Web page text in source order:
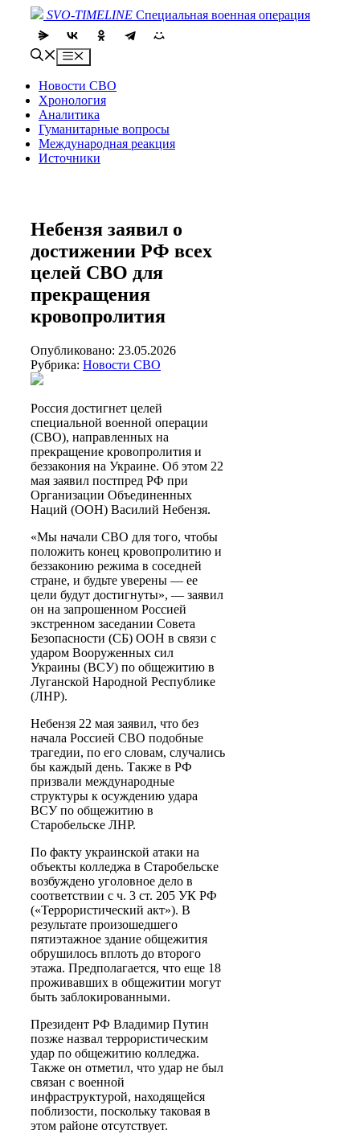
content
SVO-TIMELINE Специальная военная операция
Menu
Новости СВО
Хронология
Аналитика
Гуманитарные вопросы
Международная реакция
Источники
Небензя заявил о
достижении РФ всех
целей СВО для
прекращения
кровопролития
Опубликовано: 23.05.2026
Рубрика: Новости СВО
Россия достигнет целей
специальной военной операции
(СВО), направленных на
прекращение кровопролития и
беззакония на Украине. Об этом 22
мая заявил постпред РФ при
Организации Объединенных
Наций (ООН) Василий Небензя.
«Мы начали СВО для того, чтобы
положить конец кровопролитию и
беззаконию режима в соседней
стране, и будьте уверены — ее
цели будут достигнуты», — заявил
он на запрошенном Россией
экстренном заседании Совета
Безопасности (СБ) ООН в связи с
ударом Вооруженных сил
Украины (ВСУ) по общежитию в
Луганской Народной Республике
(ЛНР).
Небензя 22 мая заявил, что без
начала Россией СВО подобные
трагедии, по его словам, случались
бы каждый день. Также в РФ
призвали международные
структуры к осуждению удара
ВСУ по общежитию в
Старобельске ЛНР.
По факту украинской атаки на
объекты колледжа в Старобельске
возбуждено уголовное дело в
соответствии с ч. 3 ст. 205 УК РФ
(«Террористический акт»). В
результате произошедшего
пятиэтажное здание общежития
обрушилось вплоть до второго
этажа. Предполагается, что еще 18
проживавших в общежитии могут
быть заблокированными.
Президент РФ Владимир Путин
позже назвал террористическим
удар по общежитию колледжа.
Также он отметил, что удар не был
связан с военной
инфраструктурой, находящейся
поблизости, поскольку таковая в
этом районе отсутствует.